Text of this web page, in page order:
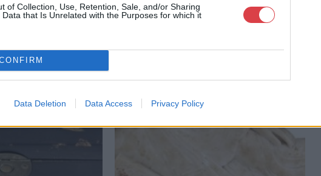
of Collection, Use, Retention, Sale, and/or Sharing
that Is Unrelated with the Purposes for which it
Data Deletion Data Access Privacy Policy